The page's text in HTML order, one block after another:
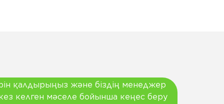
қалдырыңыз және біздің менеджер
келген мәселе бойынша кеңес беру